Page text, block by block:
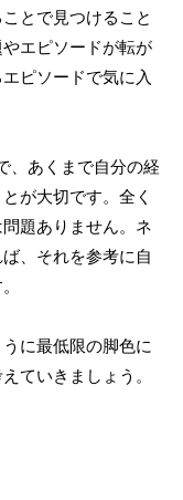
とで見つけること
エピソードが転が
ピソードで気に入
、あくまで自分の経
が大切です。全く
題ありません。ネ
、それを参考に自
に最低限の脚色に
ていきましょう。